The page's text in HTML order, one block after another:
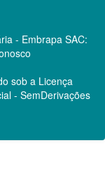
- Embrapa SAC:
sob a Licença
- SemDerivações